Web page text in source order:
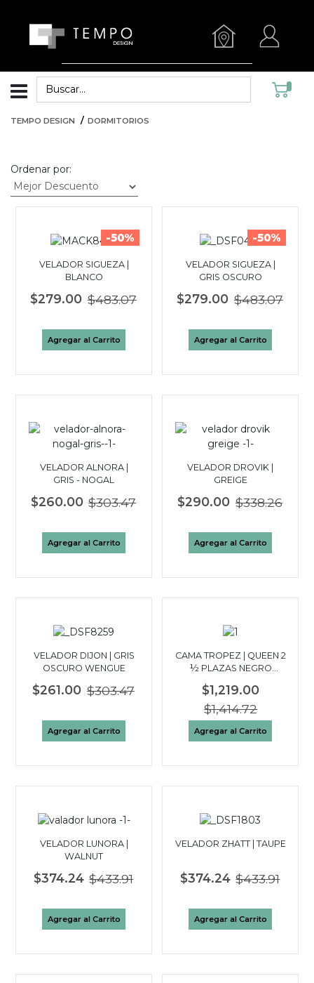
TEMPO DESIGN DORMITORIOS
Ordenar por:
-50%
VELADOR SIGUEZA |
BLANCO
$279.00 $483.07
Agregar al Carrito
-50%
VELADOR SIGUEZA |
GRIS OSCURO
$279.00 $483.07
Agregar al Carrito
VELADOR ALNORA |
GRIS - NOGAL
$260.00 $303.47
Agregar al Carrito
VELADOR DROVIK |
GREIGE
$290.00 $338.26
Agregar al Carrito
VELADOR DIJON | GRIS
OSCURO WENGUE
$261.00 $303.47
Agregar al Carrito
CAMA TROPEZ | QUEEN 2
½ PLAZAS NEGRO
$1,219.00
$1,414.72
Agregar al Carrito
VELADOR LUNORA |
WALNUT
$374.24 $433.91
Agregar al Carrito
VELADOR ZHATT | TAUPE
$374.24 $433.91
Agregar al Carrito